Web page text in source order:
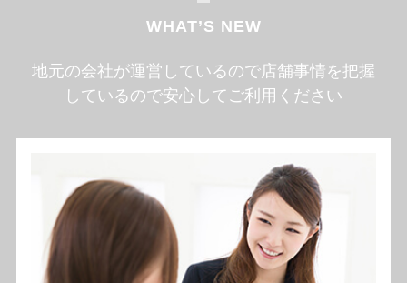
WHAT’S NEW
地元の会社が運営しているので店舗事情を把握
しているので安心してご利用ください